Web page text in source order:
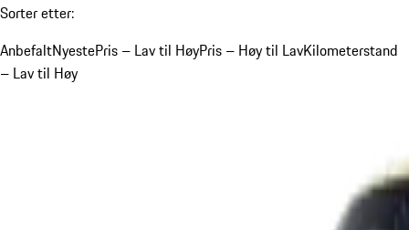
Sorter etter:
AnbefaltNyestePris – Lav til HøyPris – Høy til LavKilometerstand
– Lav til Høy